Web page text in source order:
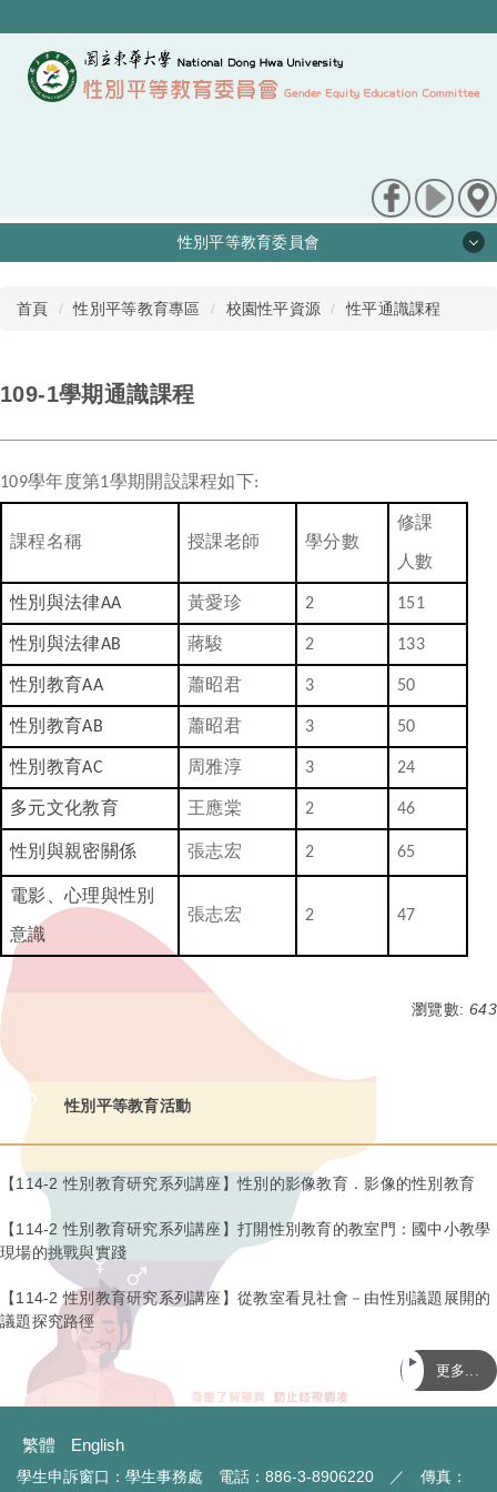
到
性別平等教育委員會
最新訊息
申訴/檢舉管道
性平影音資源
友善安全校園空間
性平好站導覽
性平教育情境測驗
首頁 性別平等教育專區 校園性平資源 性平通識課程
109-1學期通識課程
109學年度第1學期開設課程如下:
課程名稱 授課老師 學分數
修課
人數
性別與法律AA 黃愛珍 2 151
性別與法律AB 蔣駿 2 133
性別教育AA 蕭昭君 3 50
性別教育AB 蕭昭君 3 50
性別教育AC 周雅淳 3 24
多元文化教育 王應棠 2 46
性別與親密關係 張志宏 2 65
電影、心理與性別
意識
張志宏 2 47
瀏覽數: 643
性別平等教育活動
【114-2 性別教育研究系列講座】性別的影像教育．影像的性別教育
【114-2 性別教育研究系列講座】打開性別教育的教室門：國中小教學
現場的挑戰與實踐
【114-2 性別教育研究系列講座】從教室看見社會－由性別議題展開的
議題探究路徑
更多...
繁體 English
學生申訴窗口：學生事務處 電話：886-3-8906220 ／ 傳真：